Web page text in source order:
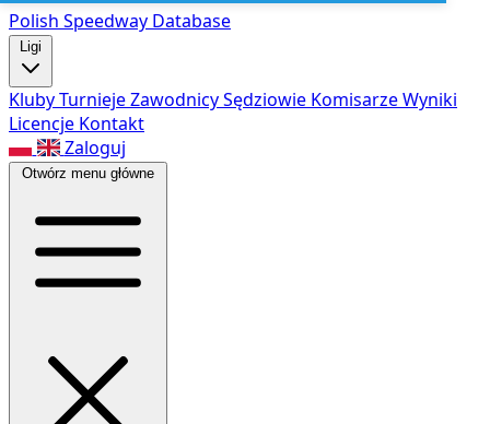
Polish Speedway Database
Ligi
KlubyTurniejeZawodnicySędziowie KomisarzeWyniki
Licencje Kontakt
Zaloguj
Otwórz menu główne